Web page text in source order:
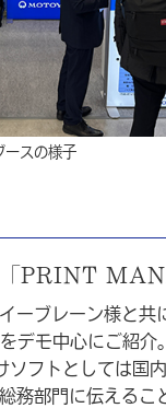
ースの様子
「PRINT
ーブレーン様と
モ中心にご紹介。
ソフトとしては国
務部門に伝える